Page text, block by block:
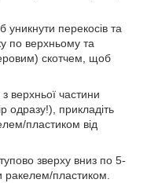
уникнути перекосів та
по верхньому та
скотчем, щоб
верхньої частини
одразу!), прикладіть
пластиком від
зверху вниз по 5-
ракелем/пластиком.